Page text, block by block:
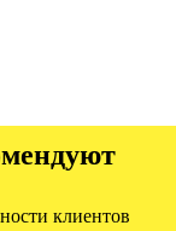
клиентов